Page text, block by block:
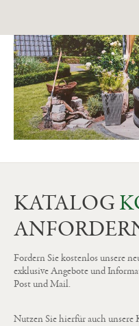
KATALOG
Fordern Sie kostenlos unsere
exklusive Angebote und
Post und Mail.
Nutzen Sie hierfür auch